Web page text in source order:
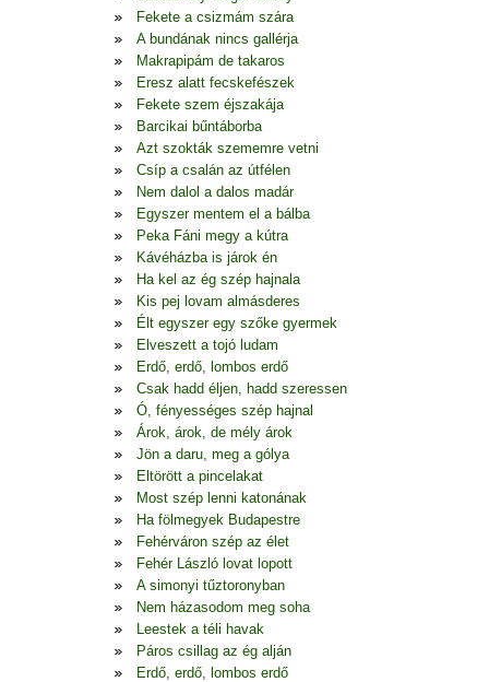
Fekete a csizmám szára
A bundának nincs gallérja
Makrapipám de takaros
Eresz alatt fecskefészek
Fekete szem éjszakája
Barcikai bűntáborba
Azt szokták szememre vetni
Csíp a csalán az útfélen
Nem dalol a dalos madár
Egyszer mentem el a bálba
Peka Fáni megy a kútra
Kávéházba is járok én
Ha kel az ég szép hajnala
Kis pej lovam almásderes
Élt egyszer egy szőke gyermek
Elveszett a tojó ludam
Erdő, erdő, lombos erdő
Csak hadd éljen, hadd szeressen
Ó, fényességes szép hajnal
Árok, árok, de mély árok
Jön a daru, meg a gólya
Eltörött a pincelakat
Most szép lenni katonának
Ha fölmegyek Budapestre
Fehérváron szép az élet
Fehér László lovat lopott
A simonyi tűztoronyban
Nem házasodom meg soha
Leestek a téli havak
Páros csillag az ég alján
Erdő, erdő, lombos erdő